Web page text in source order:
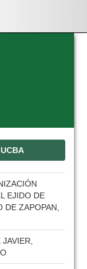
EJIDO DE
DE ZAPOPAN,